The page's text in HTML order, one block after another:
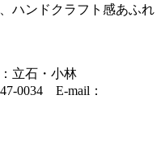
ハンドクラフト感あふれ
立石・小林
0034 E-mail：